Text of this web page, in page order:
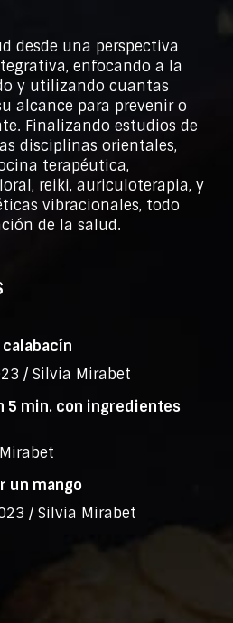
desde una perspectiva
enfocando a la
y utilizando cuantas
alcance para prevenir o
Finalizando estudios de
disciplinas orientales,
terapéutica,
reiki, auriculoterapia, y
vibracionales, todo
de la salud.
/ Silvia Mirabet
5 min. con ingredientes
un mango
/ Silvia Mirabet